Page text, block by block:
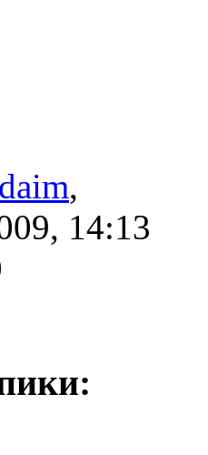
,
14:13